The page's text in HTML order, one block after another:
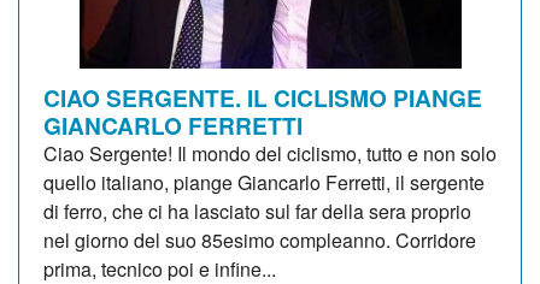
CIAO SERGENTE. IL CICLISMO PIANGE
GIANCARLO FERRETTI
Ciao Sergente! Il mondo del ciclismo, tutto e non solo
quello italiano, piange Giancarlo Ferretti, il sergente
di ferro, che ci ha lasciato sul far della sera proprio
nel giorno del suo 85esimo compleanno. Corridore
prima, tecnico poi e infine...